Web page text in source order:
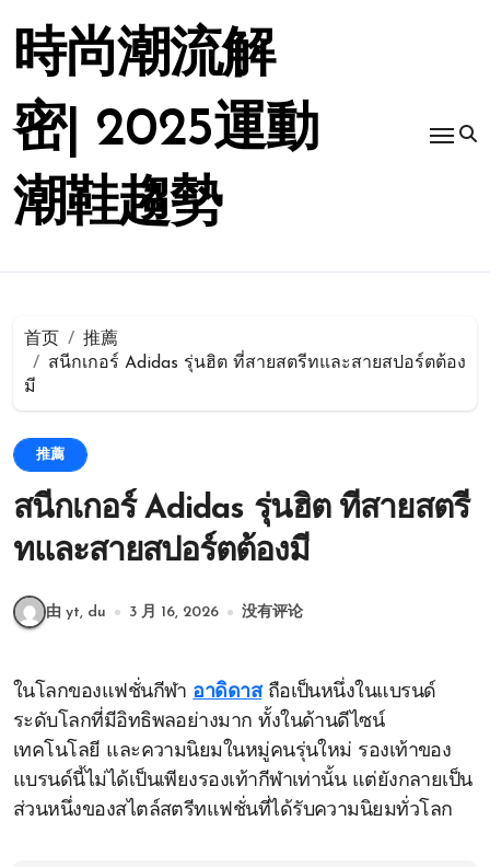
時尚潮流解
密| 2025運動
潮鞋趨勢
首页
推薦
สนีกเกอร์ Adidas รุ่นฮิต ที่สายสตรีทและสายสปอร์ตต้อง
มี
推薦
สนีกเกอร์ Adidas รุ่นฮิต ที่สายสตรี
ทและสายสปอร์ตต้องมี
由 yt, du 3 月 16, 2026 没有评论
ในโลกของแฟชั่นกีฬา อาดิดาสถือเป็นหนึ่งในแบรนด์
ระดับโลกที่มีอิทธิพลอย่างมาก ทั้งในด้านดีไซน์
เทคโนโลยี และความนิยมในหมู่คนรุ่นใหม่ รองเท้าของ
แบรนด์นี้ไม่ได้เป็นเพียงรองเท้ากีฬาเท่านั้น แต่ยังกลายเป็น
ส่วนหนึ่งของสไตล์สตรีทแฟชั่นที่ได้รับความนิยมทั่วโลก